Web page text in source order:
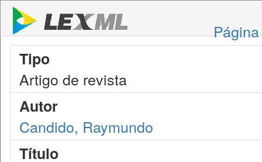
Tipo
Artigo de revista
Autor
Candido, Raymundo
Título